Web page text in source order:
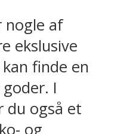
nogle af
ekslusive
finde en
I
du også et
og